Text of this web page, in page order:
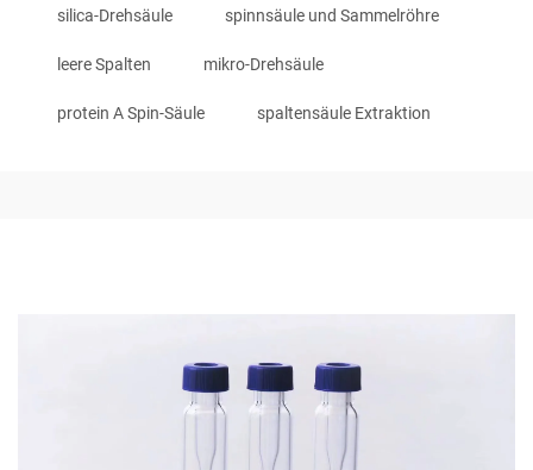
silica-Drehsäule spinnsäule und Sammelröhre
leere Spalten mikro-Drehsäule
protein A Spin-Säule spaltensäule Extraktion